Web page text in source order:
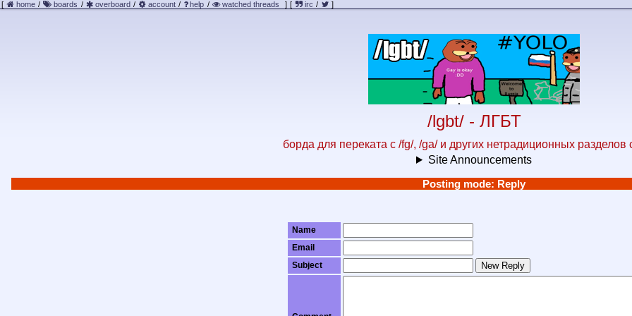
[ home / boards / overboard / account / help / watched threads ] [ irc / ]
/lgbt/ - ЛГБТ
борда для переката с /fg/, /ga/ и других нетрадиционных разделов
Site Announcements
Posting mode: Reply
Name
Email
Subject
New Reply